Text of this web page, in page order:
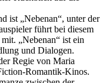
ist „Nebenan“, unter der
führt bei diesem
„Nebenan“ ist ein
und Dialogen.
Regie von Maria
Romantik-Kinos.